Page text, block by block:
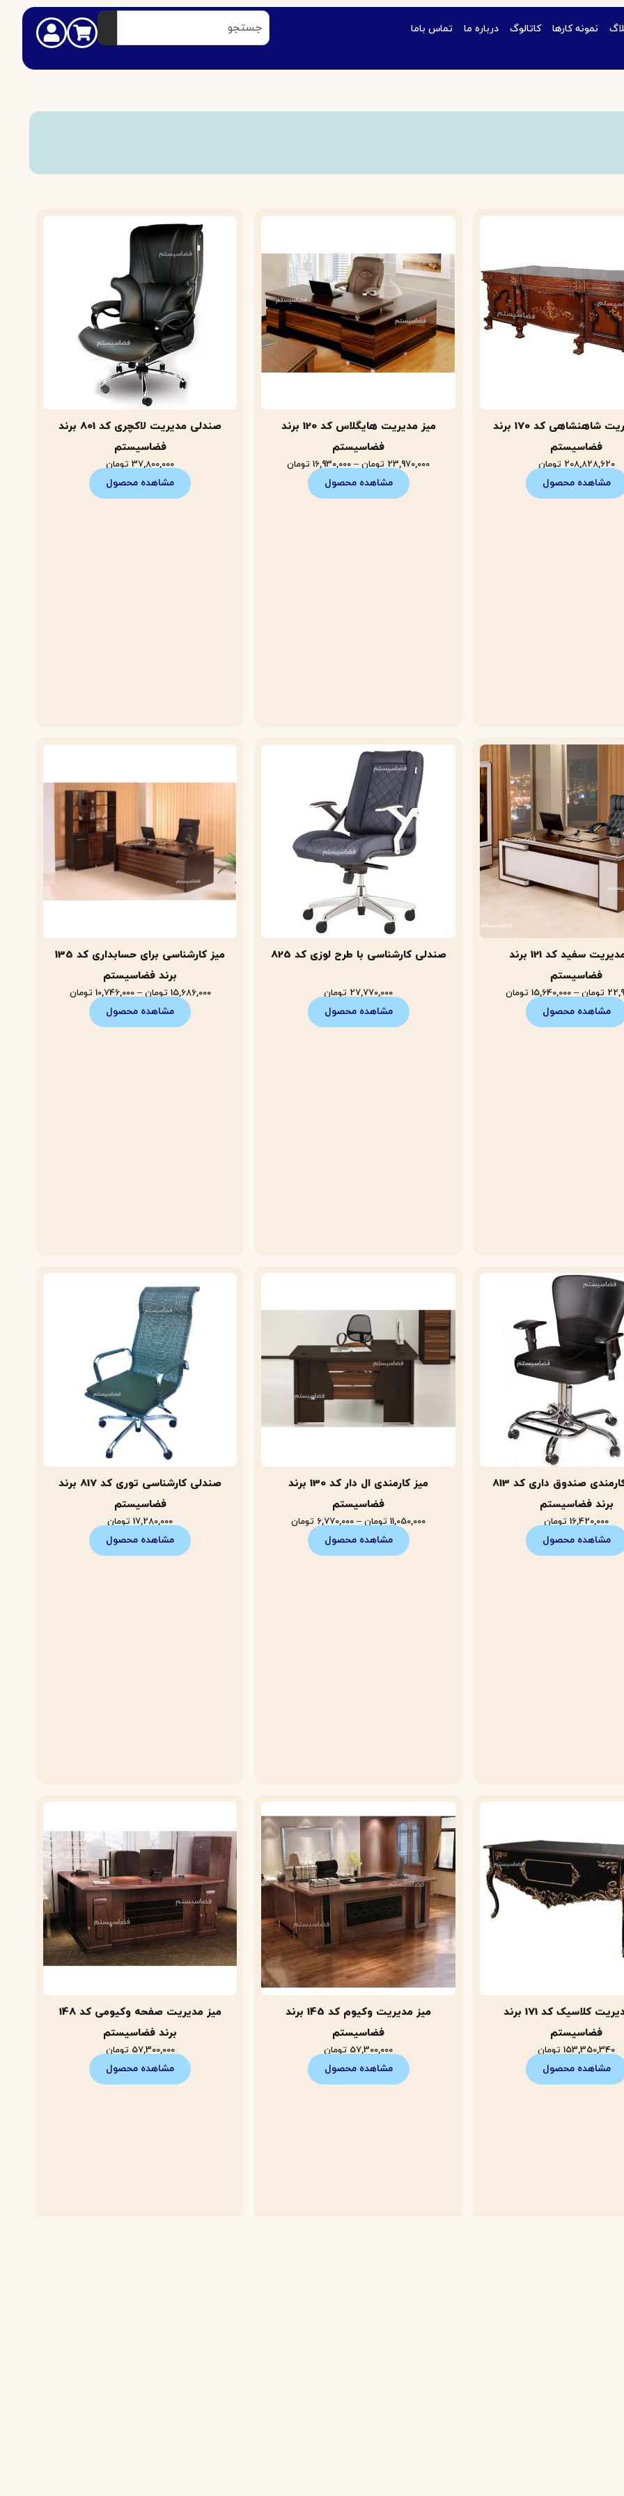
نمونه کارها کاتالوگ درباره ما تماس باما
میز مدیریت شاهنشاهی کد 170 برند
فضاسیستم
208,828,620 تومان
مشاهده محصول
میز مدیریت هایگلاس کد 120 برند
فضاسیستم
23,970,000 تومان –
16,930,000 تومان
مشاهده محصول
صندلی مدیریت لاکچری کد 801 برند
فضاسیستم
37,800,000 تومان
مشاهده محصول
میز مدیریت سفید کد 121 برند
فضاسیستم
تومان –
15,640,000 تومان
مشاهده محصول
صندلی کارشناسی با طرح لوزی کد 825
27,770,000 تومان
مشاهده محصول
میز کارشناسی برای حسابداری کد 135
برند فضاسیستم
15,686,000 تومان –
10,746,000 تومان
مشاهده محصول
صندلی کارمندی صندوق داری کد 813
برند فضاسیستم
16,420,000 تومان
مشاهده محصول
میز کارمندی ال دار کد 130 برند
فضاسیستم
11,050,000 تومان –
6,770,000 تومان
مشاهده محصول
صندلی کارشناسی توری کد 817 برند
فضاسیستم
17,280,000 تومان
مشاهده محصول
میز مدیریت کلاسیک کد 171 برند
فضاسیستم
153,350,340 تومان
مشاهده محصول
میز مدیریت وکیوم کد 145 برند
فضاسیستم
57,300,000 تومان
مشاهده محصول
میز مدیریت صفحه وکیومی کد 148
برند فضاسیستم
57,300,000 تومان
مشاهده محصول